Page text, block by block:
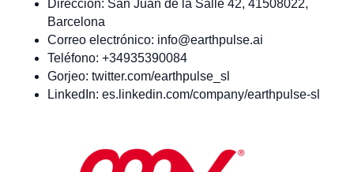
Dirección: San Juan de la Salle 42, 41508022,
Barcelona
Correo electrónico: info@earthpulse.ai
Teléfono: +34935390084
Gorjeo: twitter.com/earthpulse_sl
LinkedIn: es.linkedin.com/company/earthpulse-sl